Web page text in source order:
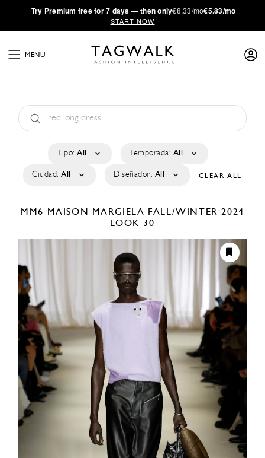
·Try Premium free for 7 days — then only€8.33/mo€5.83/mo
START NOW
MENU
Tipo: All Temporada: All
Ciudad: All Diseñador: All CLEAR ALL
MM6 MAISON MARGIELA FALL/WINTER 2024
LOOK 30